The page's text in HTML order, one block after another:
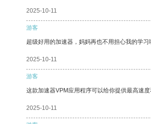
2025-10-11
游客
超级好用的加速器，妈妈再也不用担心我的学习
2025-10-11
游客
这款加速器VPM应用程序可以给你提供最高速度
2025-10-11